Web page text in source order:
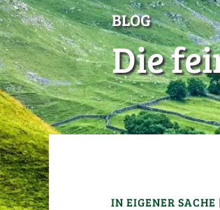
BLOG
Die
IN EIGENER SACHE |